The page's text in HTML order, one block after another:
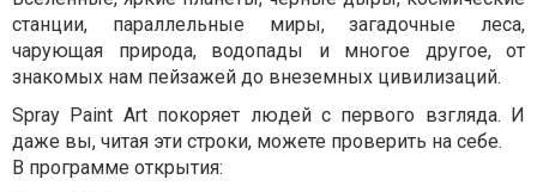
станции, параллельные миры, загадочные леса,
чарующая природа, водопады и многое другое, от
знакомых нам пейзажей до внеземных цивилизаций.
Spray Paint Art покоряет людей с первого взгляда. И
даже вы, читая эти строки, можете проверить на себе.
В программе открытия: